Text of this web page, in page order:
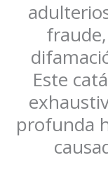
Este
profunda